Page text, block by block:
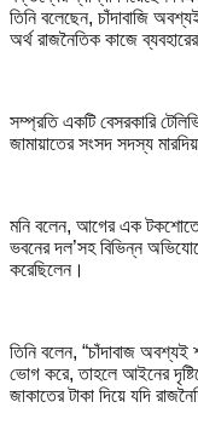
তিনি বলেছেন, চাঁদাবাজি
অর্থ রাজনৈতিক কাজে
সম্প্রতি একটি বেসরকারি
জামায়াতের সংসদ সদস্য
মনি বলেন, আগের এক টকশোতে
ভবনের দল’সহ বিভিন্ন
করেছিলেন।
তিনি বলেন, “চাঁদাবাজ
ভোগ করে, তাহলে আইনের
জাকাতের টাকা দিয়ে যদি